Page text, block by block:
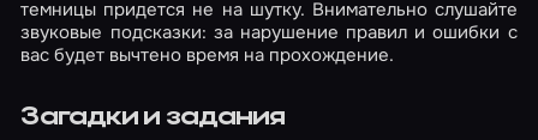
темницы придется не на шутку. Внимательно слушайте
звуковые подсказки: за нарушение правил и ошибки с
вас будет вычтено время на прохождение.
Загадки и задания